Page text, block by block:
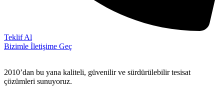
Teklif Al
Bizimle İletişime Geç
2010’dan bu yana kaliteli, güvenilir ve sürdürülebilir tesisat
çözümleri sunuyoruz.